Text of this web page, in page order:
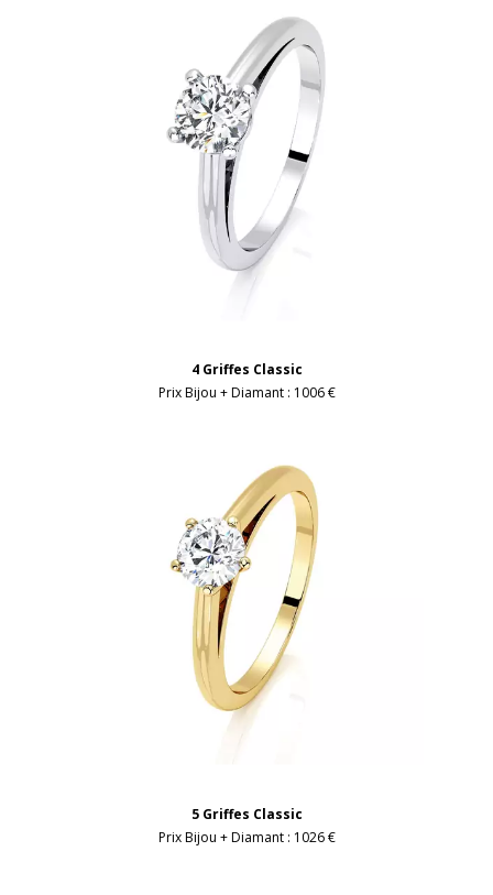
4 Griffes Classic
Prix Bijou + Diamant : 1006 €
5 Griffes Classic
Prix Bijou + Diamant : 1026 €